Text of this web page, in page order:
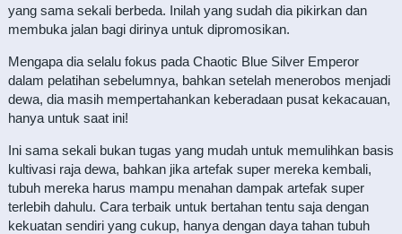
yang sama sekali berbeda. Inilah yang sudah dia pikirkan dan
membuka jalan bagi dirinya untuk dipromosikan.
Mengapa dia selalu fokus pada Chaotic Blue Silver Emperor
dalam pelatihan sebelumnya, bahkan setelah menerobos menjadi
dewa, dia masih mempertahankan keberadaan pusat kekacauan,
hanya untuk saat ini!
Ini sama sekali bukan tugas yang mudah untuk memulihkan basis
kultivasi raja dewa, bahkan jika artefak super mereka kembali,
tubuh mereka harus mampu menahan dampak artefak super
terlebih dahulu. Cara terbaik untuk bertahan tentu saja dengan
kekuatan sendiri yang cukup, hanya dengan daya tahan tubuh